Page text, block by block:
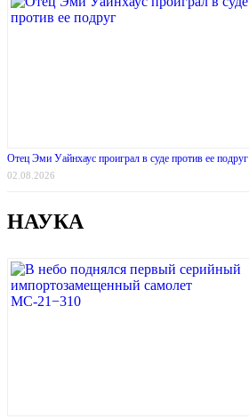
Отец Эми Уайнхаус проиграл в суде против ее подруг
02.08.2026
НАУКА